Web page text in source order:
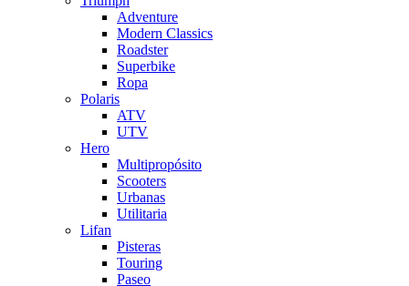
Adventure
Modern Classics
Roadster
Superbike
Ropa
Polaris
ATV
UTV
Hero
Multipropósito
Scooters
Urbanas
Utilitaria
Lifan
Pisteras
Touring
Paseo